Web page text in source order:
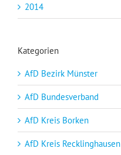
2014
Kategorien
AfD Bezirk Münster
AfD Bundesverband
AfD Kreis Borken
AfD Kreis Recklinghausen